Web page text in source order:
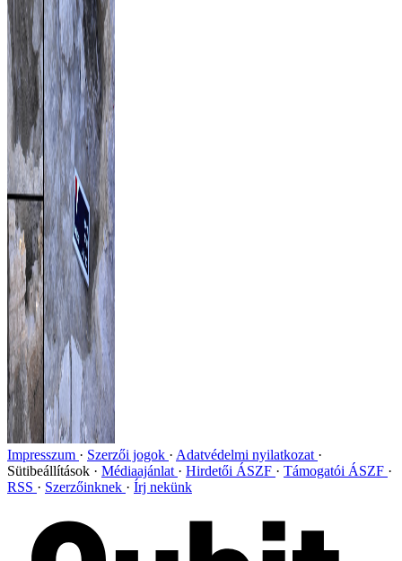
Impresszum Szerzői jogok
Adatvédelmi nyilatkozat
Sütibeállítások
Médiaajánlat Hirdetői ÁSZF
Támogatói ÁSZF
RSS
Szerzőinknek Írj nekünk